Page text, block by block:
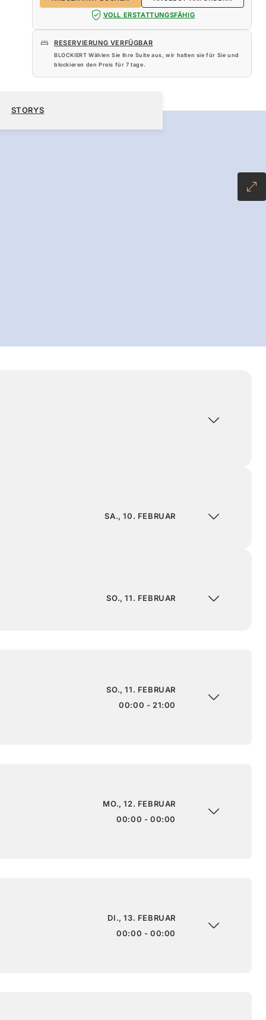
VOLL ERSTATTUNGSFÄHIG
RESERVIERUNG VERFÜGBAR
BLOCKIERT Wählen Sie Ihre Suite aus, wir halten sie für Sie und
blockieren den Preis für 7 tage.
PLUS
STORYS
SA., 10. FEBRUAR
SO., 11. FEBRUAR
SO., 11. FEBRUAR
00:00 - 21:00
MO., 12. FEBRUAR
00:00 - 00:00
DI., 13. FEBRUAR
00:00 - 00:00